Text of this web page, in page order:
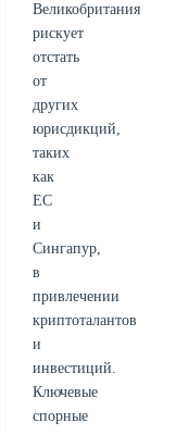
Великобритания
рискует
отстать
от
других
юрисдикций,
таких
как
ЕС
и
Сингапур,
в
привлечении
криптоталантов
и
инвестиций.
Ключевые
спорные